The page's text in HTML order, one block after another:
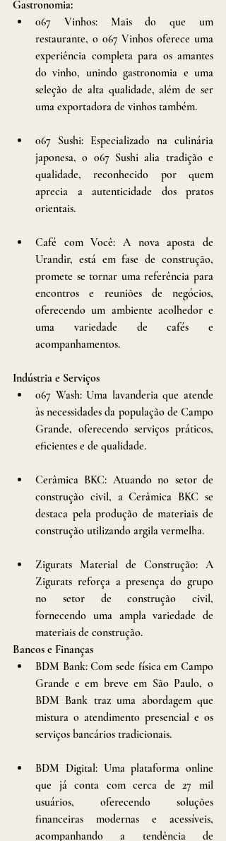
Gastronomia:
067 Vinhos: Mais do que um
restaurante, o 067 Vinhos oferece uma
experiência completa para os amantes
do vinho, unindo gastronomia e uma
seleção de alta qualidade, além de ser
uma exportadora de vinhos também.
067 Sushi: Especializado na culinária
japonesa, o 067 Sushi alia tradição e
qualidade, reconhecido por quem
aprecia a autenticidade dos pratos
orientais.
Café com Você: A nova aposta de
Urandir, está em fase de construção,
promete se tornar uma referência para
encontros e reuniões de negócios,
oferecendo um ambiente acolhedor e
uma variedade de cafés e
acompanhamentos.
Indústria e Serviços
067 Wash: Uma lavanderia que atende
às necessidades da população de Campo
Grande, oferecendo serviços práticos,
eficientes e de qualidade.
Cerâmica BKC: Atuando no setor de
construção civil, a Cerâmica BKC se
destaca pela produção de materiais de
construção utilizando argila vermelha.
Zigurats Material de Construção: A
Zigurats reforça a presença do grupo
no setor de construção civil,
fornecendo uma ampla variedade de
materiais de construção.
Bancos e Finanças
BDM Bank: Com sede física em Campo
Grande e em breve em São Paulo, o
BDM Bank traz uma abordagem que
mistura o atendimento presencial e os
serviços bancários tradicionais.
BDM Digital: Uma plataforma online
que já conta com cerca de 27 mil
usuários, oferecendo soluções
financeiras modernas e acessíveis,
acompanhando a tendência de